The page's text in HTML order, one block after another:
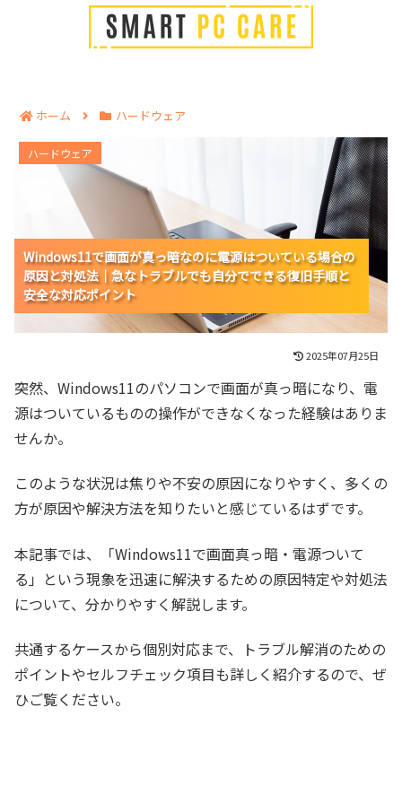
ホーム ハードウェア
Windows11で画面が真っ暗なのに電源はついている場
合の原因と対処法｜急なトラブルでも自分でできる復旧
手順と安全な対応ポイント
Windows11で画面が真っ暗なのに電源はついている場合の
原因と対処法｜急なトラブルでも自分でできる復旧手順と
安全な対応ポイント
Windows11で画面が真っ暗なのに電源はついている場合の
原因と対処法｜急なトラブルでも自分でできる復旧手順と
安全な対応ポイント
Windows11で画面が真っ暗なのに電源はついている場合の
原因と対処法｜急なトラブルでも自分でできる復旧手順と
安全な対応ポイント
ハードウェア
2025年07月25日
突然、Windows11のパソコンで画面が真っ暗になり、電
源はついているものの操作ができなくなった経験はありま
せんか。
このような状況は焦りや不安の原因になりやすく、多くの
方が原因や解決方法を知りたいと感じているはずです。
本記事では、「Windows11で画面真っ暗・電源ついて
る」という現象を迅速に解決するための原因特定や対処法
について、分かりやすく解説します。
共通するケースから個別対応まで、トラブル解消のための
ポイントやセルフチェック項目も詳しく紹介するので、ぜ
ひご覧ください。